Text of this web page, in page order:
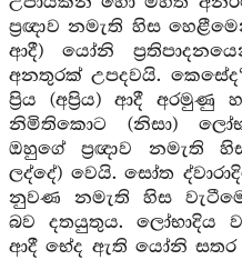
ප්‍රඥාව නමැති හිස
ආදී) යෝනි
අනතුරක් උපදවයි.
ප්‍රිය (අප්‍රිය) ආදී අරමුණු
නිමිතිකොට (නිසා)
ඔහුගේ ප්‍රඥාව නමැති
ලද්දේ) වෙයි. සෝත
නුවණ නමැති හිස
බව දතයුතුය. ලෝභාදිය
ආදී භේද ඇති යෝනි